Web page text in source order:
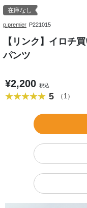
在庫なし
p.premier P221015
【リンク】イロチ
パンツ
¥2,200 税込
5 （1）